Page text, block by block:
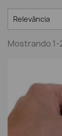
Relevância
Mostrando 1-